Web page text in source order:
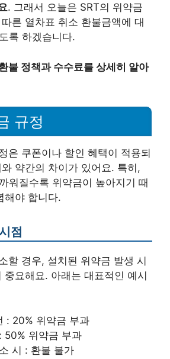
. 그래서 오늘은 SRT의 위약금
른 열차표 취소 환불금액에 대
록 하겠습니다.
불 정책과 수수료를 상세히 알아
규정
은 쿠폰이나 할인 혜택이 적용되
약간의 차이가 있어요. 특히,
워질수록 위약금이 높아지기 때
해야 합니다.
점
할 경우, 설치된 위약금 발생 시
중요해요. 아래는 대표적인 예시
: 20% 위약금 부과
50% 위약금 부과
시 : 환불 불가